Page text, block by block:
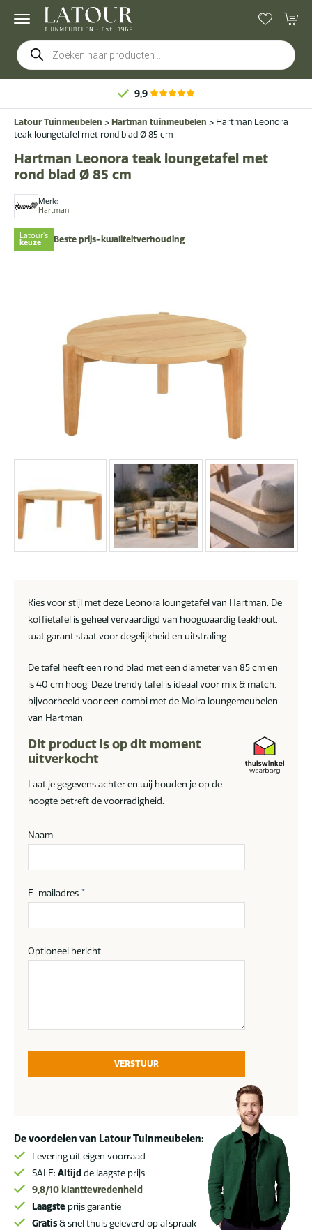
Producten
zoeken
9,9
Latour Tuinmeubelen > Hartman tuinmeubelen > Hartman Leonora
teak loungetafel met rond blad Ø 85 cm
Merk:
Hartman
Hartman Leonora teak loungetafel met
rond blad Ø 85 cm
Latour's
keuze Beste prijs-kwaliteitverhouding
Kies voor stijl met deze Leonora loungetafel van Hartman. De
koffietafel is geheel vervaardigd van hoogwaardig teakhout,
wat garant staat voor degelijkheid en uitstraling.
De tafel heeft een rond blad met een diameter van 85 cm en
is 40 cm hoog. Deze trendy tafel is ideaal voor mix & match,
bijvoorbeeld voor een combi met de Moira loungemeubelen
van Hartman.
Dit product is op dit moment
uitverkocht
Laat je gegevens achter en wij houden je op de
hoogte betreft de voorradigheid.
Naam
E-mailadres *
Optioneel bericht
VERSTUUR
De voordelen van Latour Tuinmeubelen:
Levering uit eigen voorraad
SALE: Altijd de laagste prijs.
9,8/10 klanttevredenheid
Laagste prijs garantie
Gratis& snel thuis geleverd op afspraak